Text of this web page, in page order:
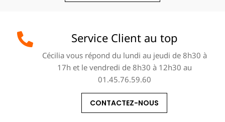
Service Client au top
Cécilia vous répond du lundi au jeudi de 8h30 à
17h et le vendredi de 8h30 à 12h30 au
01.45.76.59.60
CONTACTEZ-NOUS